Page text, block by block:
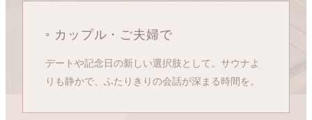
◦ カップル・ご夫婦で
デートや記念日の新しい選択肢として。サウナよ
りも静かで、ふたりきりの会話が深まる時間を。